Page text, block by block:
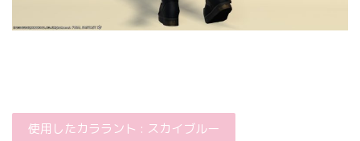
使用したカララント : スカイブルー